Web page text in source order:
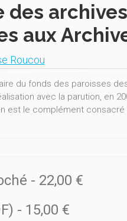
des
aux
Roucou
du fonds des paroisses
avec la parution, en
est le complément consacré
- 22,00 €
- 15,00 €